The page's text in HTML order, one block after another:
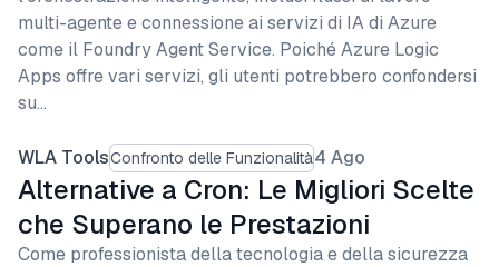
multi-agente e connessione ai servizi di IA di Azure
come il Foundry Agent Service. Poiché Azure Logic
Apps offre vari servizi, gli utenti potrebbero confondersi
su…
WLA ToolsConfronto delle Funzionalità4 Ago
Alternative a Cron: Le Migliori Scelte
che Superano le Prestazioni
Come professionista della tecnologia e della sicurezza